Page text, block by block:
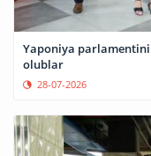
Yaponiya
olublar
28-07-2026